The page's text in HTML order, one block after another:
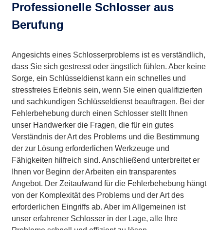
Professionelle Schlosser aus
Berufung
Angesichts eines Schlosserproblems ist es verständlich,
dass Sie sich gestresst oder ängstlich fühlen. Aber keine
Sorge, ein Schlüsseldienst kann ein schnelles und
stressfreies Erlebnis sein, wenn Sie einen qualifizierten
und sachkundigen Schlüsseldienst beauftragen. Bei der
Fehlerbehebung durch einen Schlosser stellt Ihnen
unser Handwerker die Fragen, die für ein gutes
Verständnis der Art des Problems und die Bestimmung
der zur Lösung erforderlichen Werkzeuge und
Fähigkeiten hilfreich sind. Anschließend unterbreitet er
Ihnen vor Beginn der Arbeiten ein transparentes
Angebot. Der Zeitaufwand für die Fehlerbehebung hängt
von der Komplexität des Problems und der Art des
erforderlichen Eingriffs ab. Aber im Allgemeinen ist
unser erfahrener Schlosser in der Lage, alle Ihre